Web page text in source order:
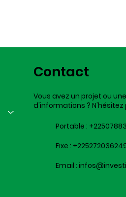
Contact
Vous avez un projet ou
d'informations ?
Portable :
Fixe :
Email :